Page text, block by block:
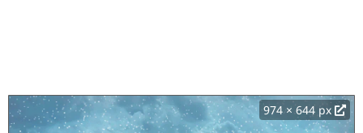
974 × 644 px